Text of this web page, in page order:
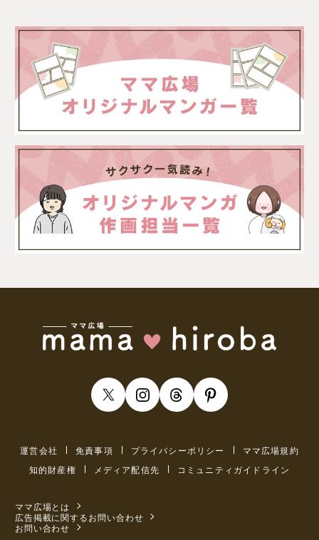
運営会社 免責事項 プライバシーポリシー
ママ広場規約
知的財産権
メディア配信先 コミュニティガイドライン
ママ広場とは
広告掲載に関するお問い合わせ
お問い合わせ